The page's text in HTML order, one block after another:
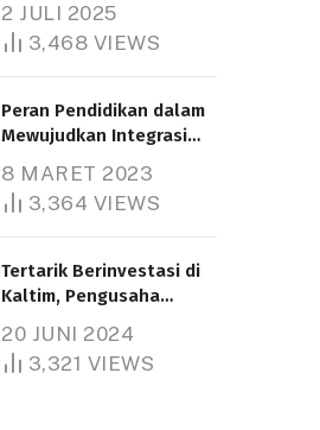
Bantuan Pendidikan
Gratispol
2 JULI 2025
3,468 VIEWS
Peran Pendidikan dalam
Mewujudkan Integrasi
Telah dibaca : 5.266 Kali.
8 MARET 2023
3,364 VIEWS
Tertarik Berinvestasi di
Kaltim, Pengusaha
1.000 Hektare
Telah dibaca : 1.286 Kali.
20 JUNI 2024
3,321 VIEWS